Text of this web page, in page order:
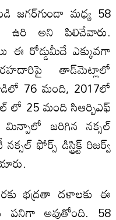
జగర్‌గుండా మధ్య 58
ఉరి అని పిలిచేవారు.
రోడ్డుమీదే ఎక్కువగా
తాడ్‌మెట్లాలో
76 మంది, 2017లో
లో 25 మంది సిఆర్పిఎఫ్
మిన్పాలో జరిగిన నక్సల్
ఫోర్స్ డిస్ట్రిక్ట్ రిజర్వ్
భద్రతా దళాలకు ఈ
పనిగా అవుతోంది. 58